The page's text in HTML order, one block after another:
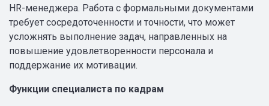
HR-менеджера. Работа с формальными документами
требует сосредоточенности и точности, что может
усложнять выполнение задач, направленных на
повышение удовлетворенности персонала и
поддержание их мотивации.
Функции специалиста по кадрам